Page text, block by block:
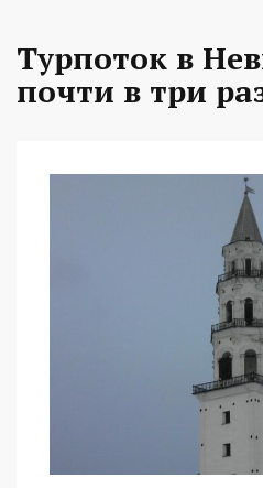
Турпоток в
почти в три